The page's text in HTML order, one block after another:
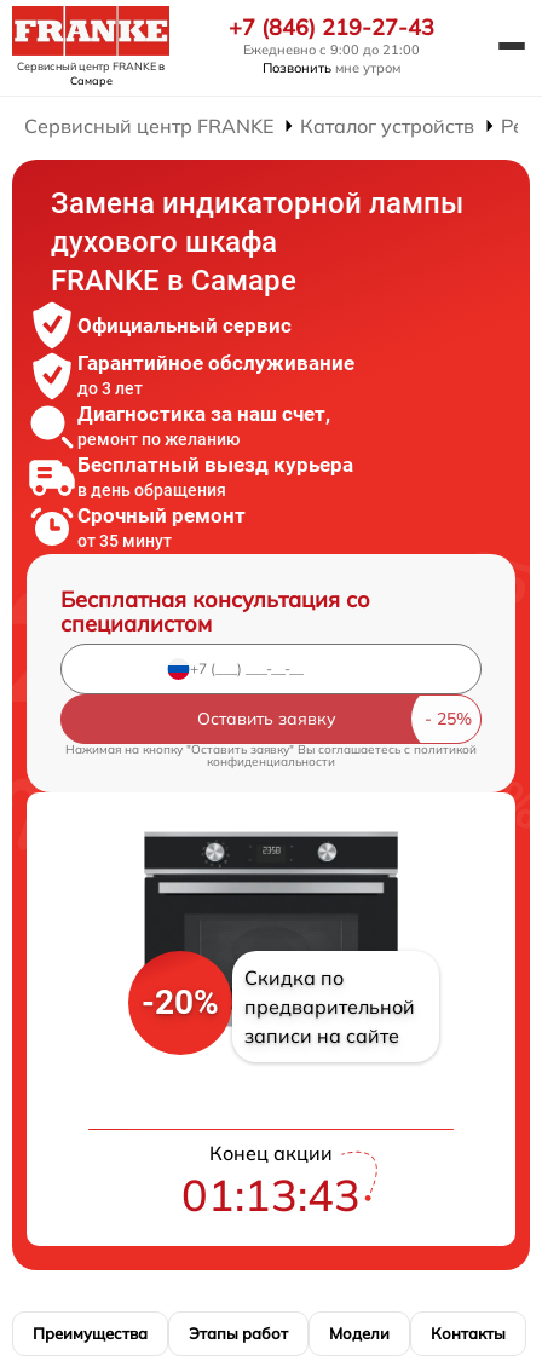
Сервисный центр FRANKEв
Самаре
+7 (846) 219-27-43
Ежедневно с 9:00 до 21:00
Позвонить мне утром
Сервисный центр FRANKE Каталог устройств
Замена индикаторной лампы
духового шкафа
FRANKE в Самаре
Официальный сервис
Гарантийное обслуживание
до 3 лет
Диагностика за наш счет,
ремонт по желанию
Бесплатный выезд курьера
в день обращения
Срочный ремонт
от 35 минут
Бесплатная консультация со
специалистом
Оставить заявку
Нажимая на кнопку "Оставить заявку" Вы соглашаетесь cполитикой
конфиденциальности
-20%
Скидка по
предварительной
записи на сайте
Конец акции
01:13:42
Преимущества Этапы работ Модели Контакты